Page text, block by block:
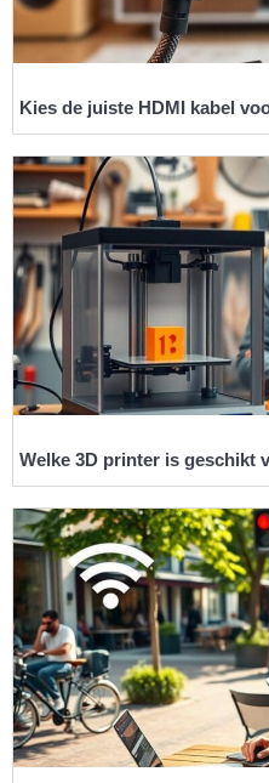
Kies de juiste HDMI kabel
Welke 3D printer is geschikt